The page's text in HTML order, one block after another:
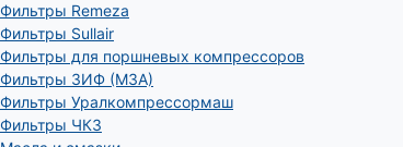
Фильтры Remeza
Фильтры Sullair
Фильтры для поршневых компрессоров
Фильтры ЗИФ (МЗА)
Фильтры Уралкомпрессормаш
Фильтры ЧКЗ